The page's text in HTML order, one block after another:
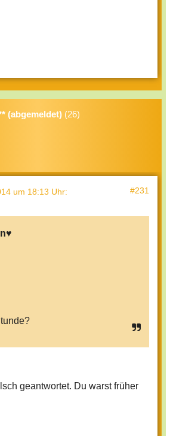
(abgemeldet) (26)
um 18:13 Uhr: #231
geantwortet. Du warst früher